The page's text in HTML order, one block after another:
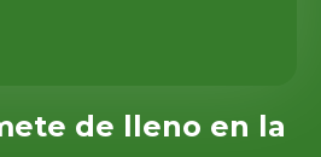
de lleno en la